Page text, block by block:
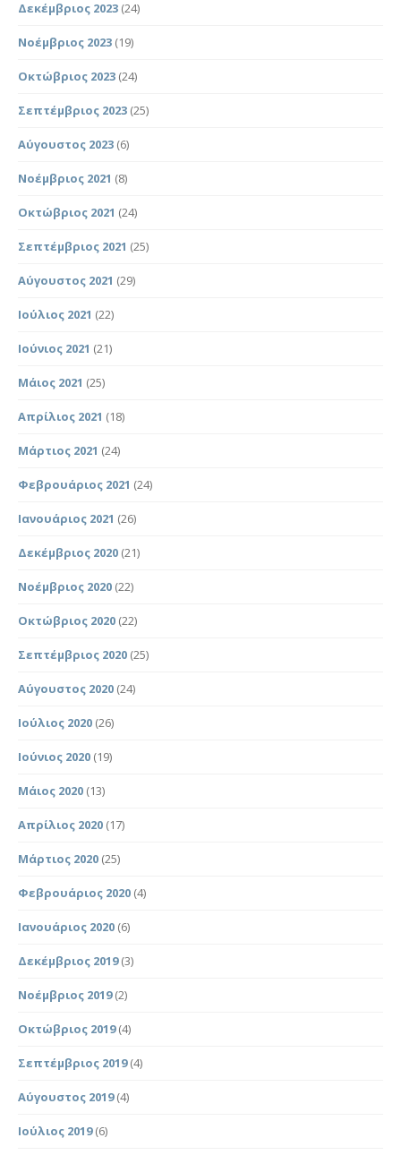
Δεκέμβριος 2023 (24)
Νοέμβριος 2023 (19)
Οκτώβριος 2023 (24)
Σεπτέμβριος 2023 (25)
Αύγουστος 2023 (6)
Νοέμβριος 2021 (8)
Οκτώβριος 2021 (24)
Σεπτέμβριος 2021 (25)
Αύγουστος 2021 (29)
Ιούλιος 2021 (22)
Ιούνιος 2021 (21)
Μάιος 2021 (25)
Απρίλιος 2021 (18)
Μάρτιος 2021 (24)
Φεβρουάριος 2021 (24)
Ιανουάριος 2021 (26)
Δεκέμβριος 2020 (21)
Νοέμβριος 2020 (22)
Οκτώβριος 2020 (22)
Σεπτέμβριος 2020 (25)
Αύγουστος 2020 (24)
Ιούλιος 2020 (26)
Ιούνιος 2020 (19)
Μάιος 2020 (13)
Απρίλιος 2020 (17)
Μάρτιος 2020 (25)
Φεβρουάριος 2020 (4)
Ιανουάριος 2020 (6)
Δεκέμβριος 2019(3)
Νοέμβριος 2019(2)
Οκτώβριος 2019(4)
Σεπτέμβριος 2019(4)
Αύγουστος 2019(4)
Ιούλιος 2019(6)